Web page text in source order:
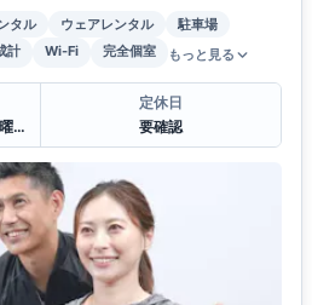
タル ウェアレンタル
駐車場
計 Wi-Fi 完全個室 もっと見る
平日・土曜10:00〜21:00 日曜10:00〜18:00
定休日
要確認